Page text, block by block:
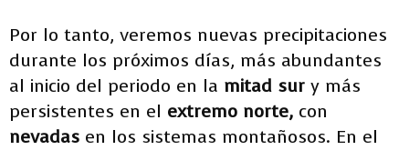
Por lo tanto, veremos nuevas precipitaciones
durante los próximos días, más abundantes
al inicio del periodo en la mitad sur y más
persistentes en el extremo norte, con
nevadas en los sistemas montañosos. En el